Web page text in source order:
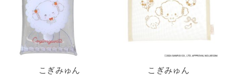
こぎみゅん こぎみゅん